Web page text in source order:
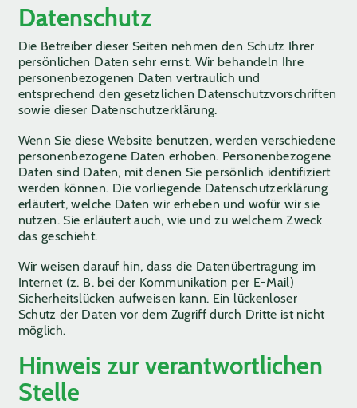
Datenschutz
Die Betreiber dieser Seiten nehmen den Schutz Ihrer
persönlichen Daten sehr ernst. Wir behandeln Ihre
personenbezogenen Daten vertraulich und
entsprechend den gesetzlichen Datenschutzvorschriften
sowie dieser Datenschutzerklärung.
Wenn Sie diese Website benutzen, werden verschiedene
personenbezogene Daten erhoben. Personenbezogene
Daten sind Daten, mit denen Sie persönlich identifiziert
werden können. Die vorliegende Datenschutzerklärung
erläutert, welche Daten wir erheben und wofür wir sie
nutzen. Sie erläutert auch, wie und zu welchem Zweck
das geschieht.
Wir weisen darauf hin, dass die Datenübertragung im
Internet (z. B. bei der Kommunikation per E-Mail)
Sicherheitslücken aufweisen kann. Ein lückenloser
Schutz der Daten vor dem Zugriff durch Dritte ist nicht
möglich.
Hinweis zur verantwortlichen
Stelle